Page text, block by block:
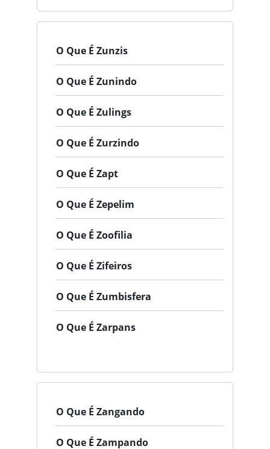
O Que É Zunzis
O Que É Zunindo
O Que É Zulings
O Que É Zurzindo
O Que É Zapt
O Que É Zepelim
O Que É Zoofilia
O Que É Zifeiros
O Que É Zumbisfera
O Que É Zarpans
O Que É Zangando
O Que É Zampando